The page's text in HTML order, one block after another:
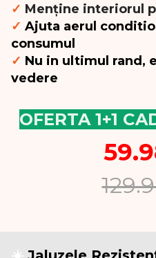
✓ Menține interiorul
✓ Ajuta aerul
consumul
✓ Nu in ultimul rand,
vedere
OFERTA 1+1